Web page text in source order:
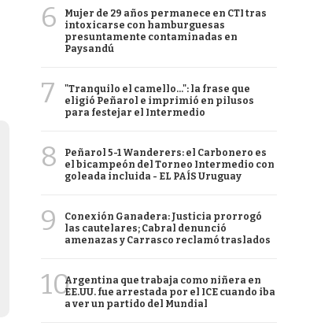
6
Mujer de 29 años permanece en CTI tras
intoxicarse con hamburguesas
presuntamente contaminadas en
Paysandú
7
"Tranquilo el camello...": la frase que
eligió Peñarol e imprimió en pilusos
para festejar el Intermedio
8
Peñarol 5-1 Wanderers: el Carbonero es
el bicampeón del Torneo Intermedio con
goleada incluida - EL PAÍS Uruguay
9
Conexión Ganadera: Justicia prorrogó
las cautelares; Cabral denunció
amenazas y Carrasco reclamó traslados
10Argentina que trabaja como niñera en
EE.UU. fue arrestada por el ICE cuando iba
a ver un partido del Mundial